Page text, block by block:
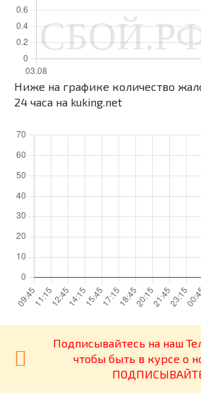
Ниже на графике количество
24 часа на kuking.net
Подписывайтесь на наш
чтобы быть в курсе о